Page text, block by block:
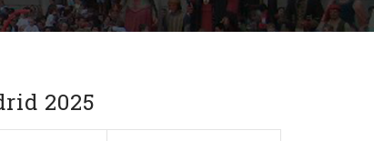
2025